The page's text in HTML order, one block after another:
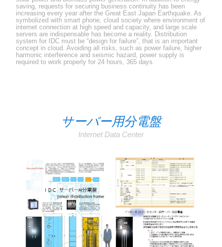
saving, requests for securing business continuity has been
increasing every year after the Great East Japan Earthquake. As
symbolized with smart phone, cloud society where environment of
internet connection at high speed and capacity, and large scale
servers are indispensable has become a reality. Distribution
system for IDC must be “design for failure”, that is an important
concept in cloud. Avoiding all risks, such as power failure, higher
harmonic interference and seismic hazard, power supply is
required to work properly for 24 hours, 365 days.
サーバー用分電盤
Internet Data Center